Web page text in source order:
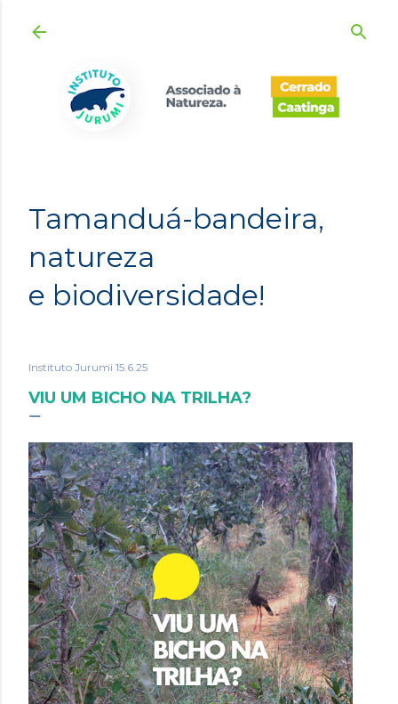
Tamanduá-bandeira,
natureza
e biodiversidade!
Instituto Jurumi 15.6.25
VIU UM BICHO NA TRILHA?